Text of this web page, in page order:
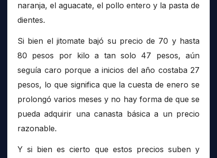
naranja, el aguacate, el pollo entero y la pasta de
dientes.
Si bien el jitomate bajó su precio de 70 y hasta
80 pesos por kilo a tan solo 47 pesos, aún
seguía caro porque a inicios del año costaba 27
pesos, lo que significa que la cuesta de enero se
prolongó varios meses y no hay forma de que se
pueda adquirir una canasta básica a un precio
razonable.
Y si bien es cierto que estos precios suben y